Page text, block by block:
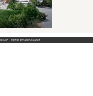
版本说明 保密声明 犀牛云提供企业云服务